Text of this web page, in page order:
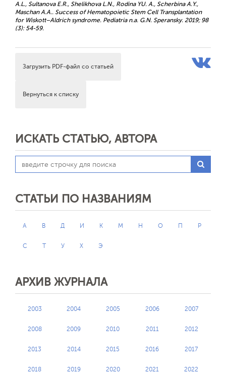
A.L., Sultanova E.R., Shelikhova L.N., Rodina YU. A., Scherbina А.Y.,
Maschan A.A.. Success of Hematopoietic Stem Cell Transplantation
for Wiskott–Aldrich syndrome. Pediatria n.a. G.N. Speransky. 2019; 98
(3): 54-59.
Загрузить PDF-файл со статьей
Вернуться к списку
ИСКАТЬ СТАТЬЮ, АВТОРА
СТАТЬИ ПО НАЗВАНИЯМ
А В Д И К М Н О П Р
С Т У Х Э
АРХИВ ЖУРНАЛА
2003 2004 2005 2006 2007
2008 2009 2010 2011 2012
2013 2014 2015 2016 2017
2018 2019 2020 2021 2022